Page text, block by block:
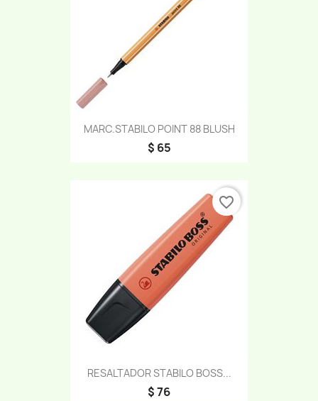
MARC.STABILO POINT 88 BLUSH
$ 65
RESALTADOR STABILO BOSS...
$ 76
favorite_border